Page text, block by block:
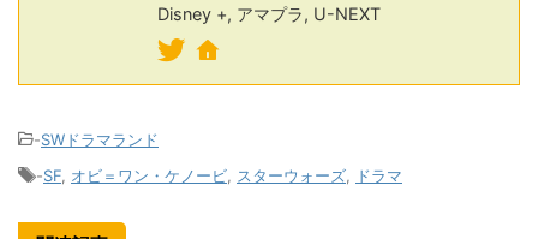
Disney +, アマプラ, U-NEXT
-SWドラマランド
-SF オビ＝ワン・ケノービ スターウォーズ ドラマ